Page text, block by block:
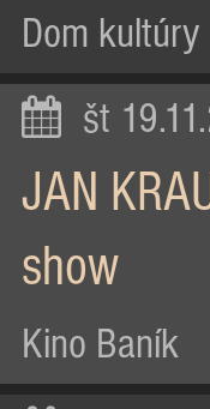
Dom kultúry
št
JAN
show
Kino Baník